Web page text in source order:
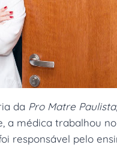
da Pro Matre Paulista
a médica trabalhou
responsável pelo